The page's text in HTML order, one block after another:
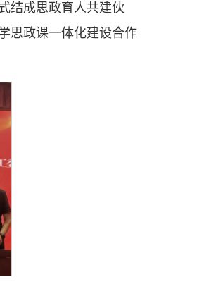
结成思政育人共建伙
思政课一体化建设合作